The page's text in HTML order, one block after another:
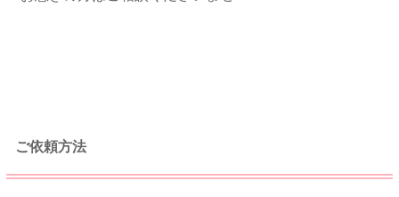
ご依頼方法